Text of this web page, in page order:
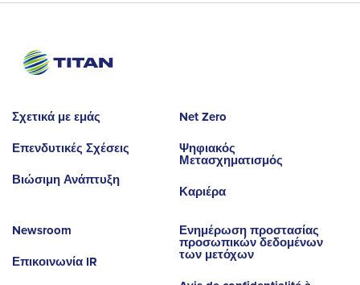
Σχετικά με εμάς
Επενδυτικές Σχέσεις
Βιώσιμη Ανάπτυξη
Net Zero
Ψηφιακός
Μετασχηματισμός
Καριέρα
Newsroom
Επικοινωνία IR
Ενημέρωση προστασίας
προσωπικών δεδομένων
των μετόχων